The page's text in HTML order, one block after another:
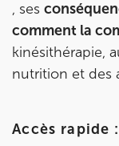
, ses
comment la
kinésithérapie,
nutrition et des
Accès rapide :
avec
de
cabinetIK –